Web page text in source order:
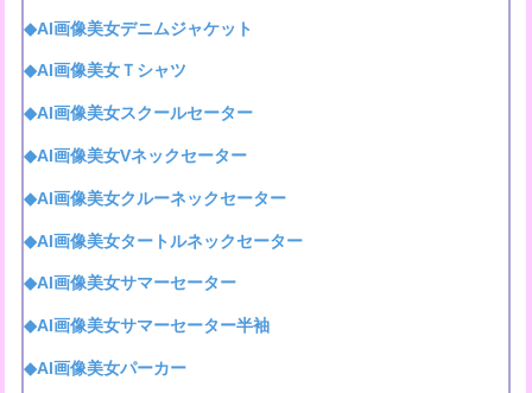
◆AI画像美女デニムジャケット
◆AI画像美女Ｔシャツ
◆AI画像美女スクールセーター
◆AI画像美女Vネックセーター
◆AI画像美女クルーネックセーター
◆AI画像美女タートルネックセーター
◆AI画像美女サマーセーター
◆AI画像美女サマーセーター半袖
◆AI画像美女パーカー